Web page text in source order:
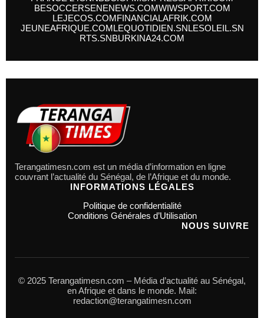
BESOCCERSENENEWS.COMWIWSPORT.COM
LEJECOS.COMFINANCIALAFRIK.COM
JEUNEAFRIQUE.COMLEQUOTIDIEN.SNLESOLEIL.SN
RTS.SNBURKINA24.COM
Terangatimesn.com est un média d’information en ligne
couvrant l’actualité du Sénégal, de l’Afrique et du monde.
INFORMATIONS LÉGALES
Politique de confidentialité
Conditions Générales d’Utilisation
NOUS SUIVRE
© 2025 Terangatimesn.com – Média d’actualité au Sénégal,
en Afrique et dans le monde. Mail:
redaction@terangatimesn.com